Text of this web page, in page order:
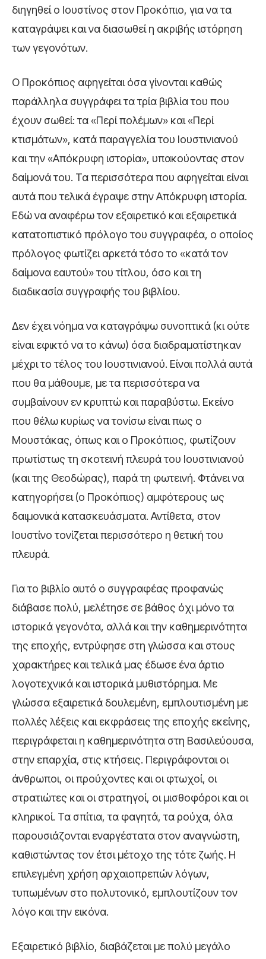
διηγηθεί ο Ιουστίνος στον Προκόπιο, για να τα
καταγράψει και να διασωθεί η ακριβής ιστόρηση
των γεγονότων.
Ο Προκόπιος αφηγείται όσα γίνονται καθώς
παράλληλα συγγράφει τα τρία βιβλία του που
έχουν σωθεί: τα «Περί πολέμων» και «Περί
κτισμάτων», κατά παραγγελία του Ιουστινιανού
και την «Απόκρυφη ιστορία», υπακούοντας στον
δαίμονά του. Τα περισσότερα που αφηγείται είναι
αυτά που τελικά έγραψε στην Απόκρυφη ιστορία.
Εδώ να αναφέρω τον εξαιρετικό και εξαιρετικά
κατατοπιστικό πρόλογο του συγγραφέα, ο οποίος
πρόλογος φωτίζει αρκετά τόσο το «κατά τον
δαίμονα εαυτού» του τίτλου, όσο και τη
διαδικασία συγγραφής του βιβλίου.
Δεν έχει νόημα να καταγράψω συνοπτικά (κι ούτε
είναι εφικτό να το κάνω) όσα διαδραματίστηκαν
μέχρι το τέλος του Ιουστινιανού. Είναι πολλά αυτά
που θα μάθουμε, με τα περισσότερα να
συμβαίνουν εν κρυπτώ και παραβύστω. Εκείνο
που θέλω κυρίως να τονίσω είναι πως ο
Μουστάκας, όπως και ο Προκόπιος, φωτίζουν
πρωτίστως τη σκοτεινή πλευρά του Ιουστινιανού
(και της Θεοδώρας), παρά τη φωτεινή. Φτάνει να
κατηγορήσει (ο Προκόπιος) αμφότερους ως
δαιμονικά κατασκευάσματα. Αντίθετα, στον
Ιουστίνο τονίζεται περισσότερο η θετική του
πλευρά.
Για το βιβλίο αυτό ο συγγραφέας προφανώς
διάβασε πολύ, μελέτησε σε βάθος όχι μόνο τα
ιστορικά γεγονότα, αλλά και την καθημερινότητα
της εποχής, εντρύφησε στη γλώσσα και στους
χαρακτήρες και τελικά μας έδωσε ένα άρτιο
λογοτεχνικά και ιστορικά μυθιστόρημα. Με
γλώσσα εξαιρετικά δουλεμένη, εμπλουτισμένη με
πολλές λέξεις και εκφράσεις της εποχής εκείνης,
περιγράφεται η καθημερινότητα στη Βασιλεύουσα,
στην επαρχία, στις κτήσεις. Περιγράφονται οι
άνθρωποι, οι προύχοντες και οι φτωχοί, οι
στρατιώτες και οι στρατηγοί, οι μισθοφόροι και οι
κληρικοί. Τα σπίτια, τα φαγητά, τα ρούχα, όλα
παρουσιάζονται εναργέστατα στον αναγνώστη,
καθιστώντας τον έτσι μέτοχο της τότε ζωής. Η
επιλεγμένη χρήση αρχαιοπρεπών λόγων,
τυπωμένων στο πολυτονικό, εμπλουτίζουν τον
λόγο και την εικόνα.
Εξαιρετικό βιβλίο, διαβάζεται με πολύ μεγάλο